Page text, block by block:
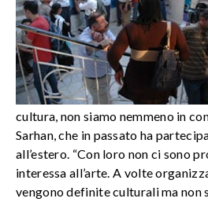
cultura, non siamo nemmeno in
Sarhan, che in passato ha
all’estero. “Con loro non ci sono
interessa all’arte. A volte
vengono definite culturali ma non